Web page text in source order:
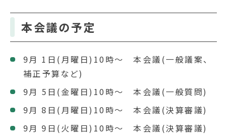
本会議の予定
9月 1日(月曜日)10時～ 本会議(一般議案、
補正予算など)
9月 5日(金曜日)10時～ 本会議(一般質問)
9月 8日(月曜日)10時～ 本会議(決算審議)
9月 9日(火曜日)10時～ 本会議(決算審議)